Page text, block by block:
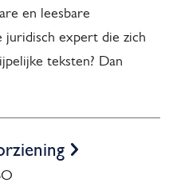
en leesbare
juridisch expert die zich
teksten? Dan